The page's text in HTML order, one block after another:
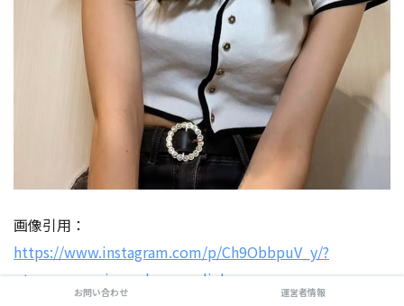
画像引用：
https://www.instagram.com/p/Ch9ObbpuV_y/?
utm_source=ig_web_copy_link
お問い合わせ 運営者情報